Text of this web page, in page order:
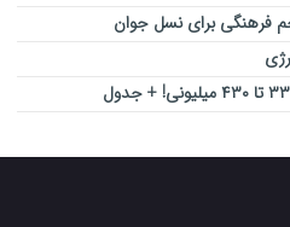
فرهنگی برای نسل جوان